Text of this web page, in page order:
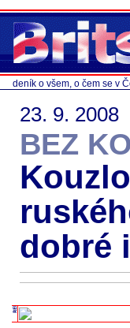
deník o všem, o čem se v
23. 9. 2008
BEZ
dobré